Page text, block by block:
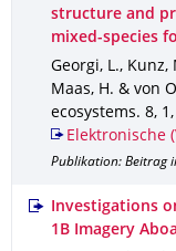
structure and
mixed-species
Georgi, L., Kunz,
Maas, H. & von
ecosystems. 8, 1 ,
Elektronische
Publikation: Beitrag
Investigations
1B Imagery